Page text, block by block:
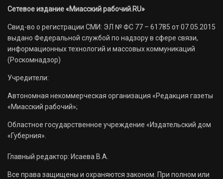
Сетевое издание «Миасский рабочий.RU»
Свид-во о регистрации СМИ: ЭЛ № ФС 77 – 61785 от 07.05.2015
выдано Федеральной службой по надзору в сфере связи,
информационных технологий и массовых коммуникаций
(Роскомнадзор)
Учредители:
Автономная некоммерческая организация «Редакция газеты
«Миасский рабочий»;
Областное государственное учреждение «Издательский дом
«Губерния».
Главный редактор: Исаева В.А.
Все права защищены и охраняются законом. При полном или